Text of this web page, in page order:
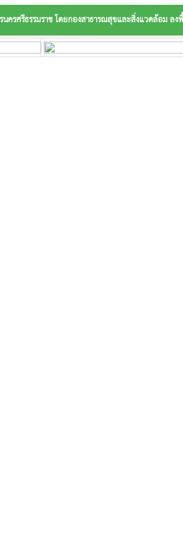
ครศรีธรรมราช โดยกองสาธารณสุขและสิ่งแวดล้อม